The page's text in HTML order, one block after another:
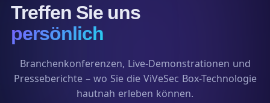
Treffen Sie uns
persönlich
Branchenkonferenzen, Live-Demonstrationen und
Presseberichte – wo Sie die ViVeSec Box-Technologie
hautnah erleben können.